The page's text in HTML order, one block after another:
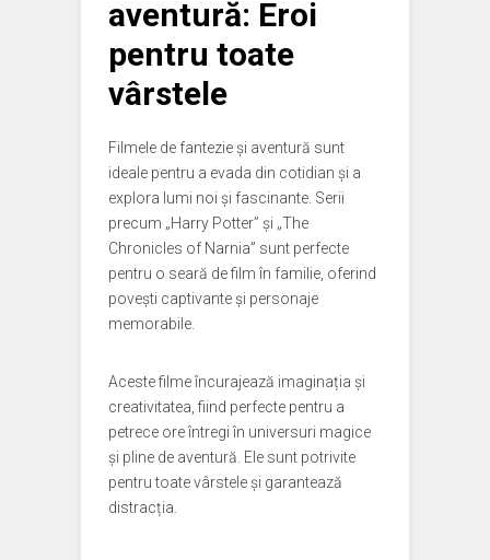
aventură: Eroi
pentru toate
vârstele
Filmele de fantezie și aventură sunt
ideale pentru a evada din cotidian și a
explora lumi noi și fascinante. Serii
precum „Harry Potter” și „The
Chronicles of Narnia” sunt perfecte
pentru o seară de film în familie, oferind
povești captivante și personaje
memorabile.
Aceste filme încurajează imaginația și
creativitatea, fiind perfecte pentru a
petrece ore întregi în universuri magice
și pline de aventură. Ele sunt potrivite
pentru toate vârstele și garantează
distracția.